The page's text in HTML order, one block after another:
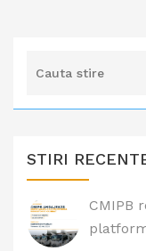
STIRI
CMIPB